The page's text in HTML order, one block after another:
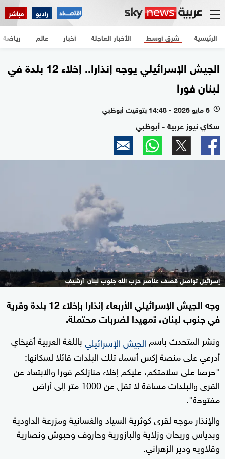
راديو مباشر
الرئيسية الأخبار العاجلة أخبار شرق أوسط عالم رياضة
الجيش الإسرائيلي يوجه إنذارا.. إخلاء 12 بلدة في
لبنان فورا
l 6 مايو 2026 - 14:48 بتوقيت أبوظبي
سكاي نيوز عربية - أبوظبي
إسرائيل تواصل قصف عناصر حزب الله جنوب لبنان_أرشيف
وجه الجيش الإسرائيلي الأربعاء إنذارا بإخلاء 12 بلدة وقرية
في جنوب لبنان، تمهيدا لضربات محتملة.
ونشر المتحدث باسم الجيش الإسرائيليباللغة العربية أفيخاي
أدرعي على منصة إكس أسماء تلك البلدات قائلا لسكانها:
"حرصا على سلامتكم، عليكم إخلاء منازلكم فورا والابتعاد عن
القرى والبلدات مسافة لا تقل عن 1000 متر إلى أراض
مفتوحة".
والإنذار موجه لقرى كوثرية السياد والغسانية ومزرعة الداودية
وبدياس وريحان وزلاية والبازورية وحاروف وحبوش ونصارية
وقلاويه ودير الزهراني.